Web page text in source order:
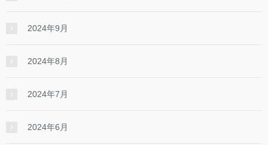
2024年9月
2024年8月
2024年7月
2024年6月